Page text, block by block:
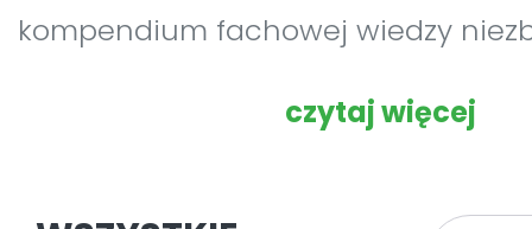
kompendium fachowej wiedzy
pomaga w budowie nowoczesnych,
czytaj więcej